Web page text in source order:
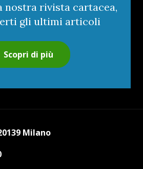
nostra rivista cartacea,
gli ultimi articoli
Scopri di più
Milano